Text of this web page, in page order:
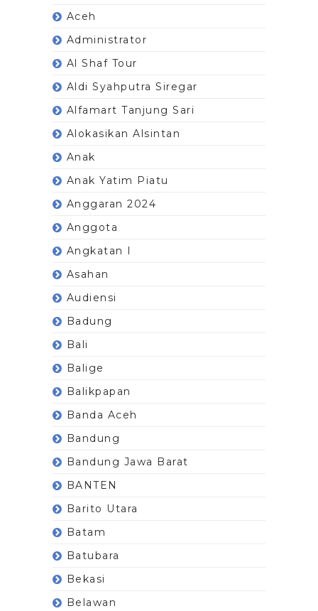
Aceh
Administrator
Al Shaf Tour
Aldi Syahputra Siregar
Alfamart Tanjung Sari
Alokasikan Alsintan
Anak
Anak Yatim Piatu
Anggaran 2024
Anggota
Angkatan I
Asahan
Audiensi
Badung
Bali
Balige
Balikpapan
Banda Aceh
Bandung
Bandung Jawa Barat
BANTEN
Barito Utara
Batam
Batubara
Bekasi
Belawan